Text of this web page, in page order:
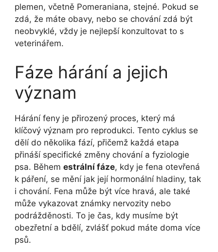
plemen, včetně Pomeraniana, stejné. Pokud se
zdá, že máte obavy, nebo se chování zdá být
neobvyklé, vždy je nejlepší konzultovat to s
veterinářem.
Fáze hárání a jejich
význam
Hárání feny je přirozený proces, který má
klíčový význam pro reprodukci. Tento cyklus se
dělí do několika fází, přičemž každá etapa
přináší specifické změny chování a fyziologie
psa. Během estrální fáze, kdy je fena otevřená
k páření, se mění jak její hormonální hladiny, tak
i chování. Fena může být více hravá, ale také
může vykazovat známky nervozity nebo
podrážděnosti. To je čas, kdy musíme být
obezřetní a bdělí, zvlášť pokud máte doma více
psů.